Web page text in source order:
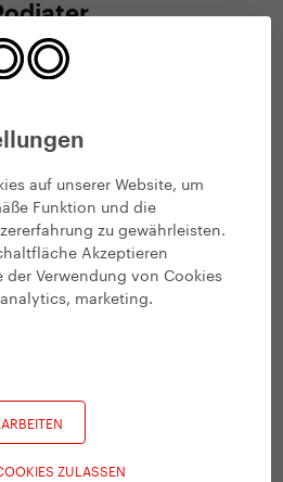
auf unserer Website, um
Funktion und die
zu gewährleisten.
Akzeptieren
Verwendung von Cookies
analytics, marketing.
ZULASSEN
mit Ondřej